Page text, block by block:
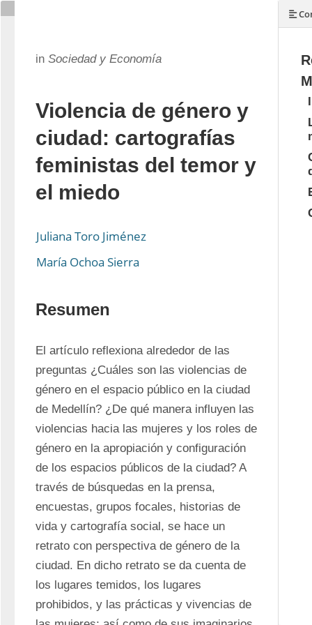
in Sociedad y Economía
Violencia de género y
ciudad: cartografías
feministas del temor y
el miedo
Juliana Toro Jiménez
María Ochoa Sierra
Resumen
El artículo reflexiona alrededor de las
preguntas ¿Cuáles son las violencias de
género en el espacio público en la ciudad
de Medellín? ¿De qué manera influyen las
violencias hacia las mujeres y los roles de
género en la apropiación y configuración
de los espacios públicos de la ciudad? A
través de búsquedas en la prensa,
encuestas, grupos focales, historias de
vida y cartografía social, se hace un
retrato con perspectiva de género de la
ciudad. En dicho retrato se da cuenta de
los lugares temidos, los lugares
prohibidos, y las prácticas y vivencias de